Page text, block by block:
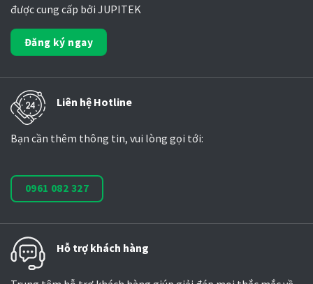
được cung cấp bởi JUPITEK
Đăng ký ngay
Liên hệ Hotline
Bạn cần thêm thông tin, vui lòng gọi tới:
0961 082 327
Hỗ trợ khách hàng